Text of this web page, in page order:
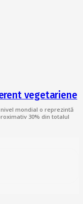
vegetariene
mondial o reprezintă
30% din totalul